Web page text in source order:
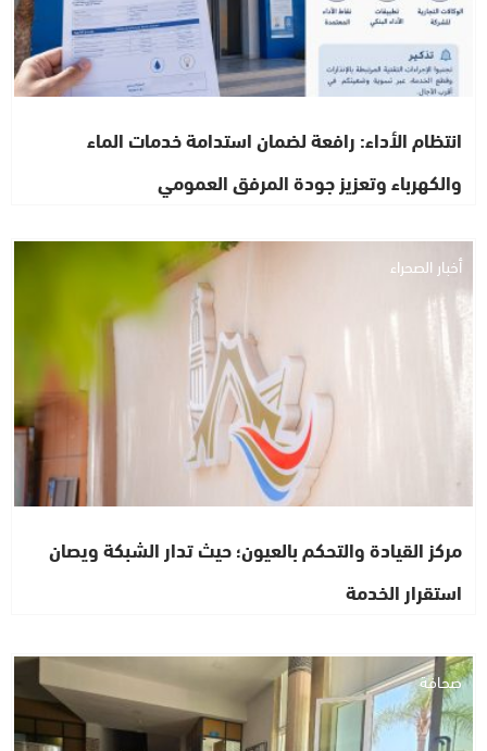
انتظام الأداء: رافعة لضمان استدامة خدمات الماء
والكهرباء وتعزيز جودة المرفق العمومي
أخبار الصحراء
مركز القيادة والتحكم بالعيون؛ حيث تدار الشبكة ويصان
استقرار الخدمة
صحافة